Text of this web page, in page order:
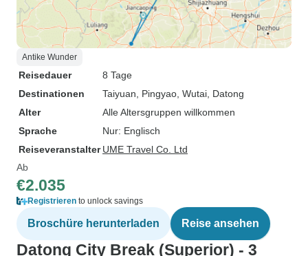
Antike Wunder
Reisedauer
8 Tage
Destinationen
Taiyuan , Pingyao , Wutai , Datong
Alter
Alle Altersgruppen willkommen
Sprache
Nur: Englisch
Reiseveranstalter UME Travel Co. Ltd
Ab
€2.035
Registrieren to unlock savings
Broschüre herunterladen Reise ansehen
Datong City Break (Superior) - 3